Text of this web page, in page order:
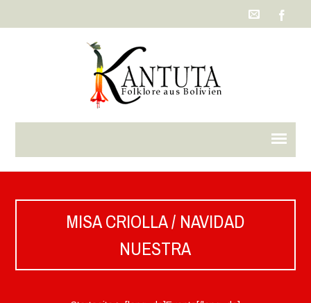
MISA CRIOLLA / NAVIDAD
NUESTRA